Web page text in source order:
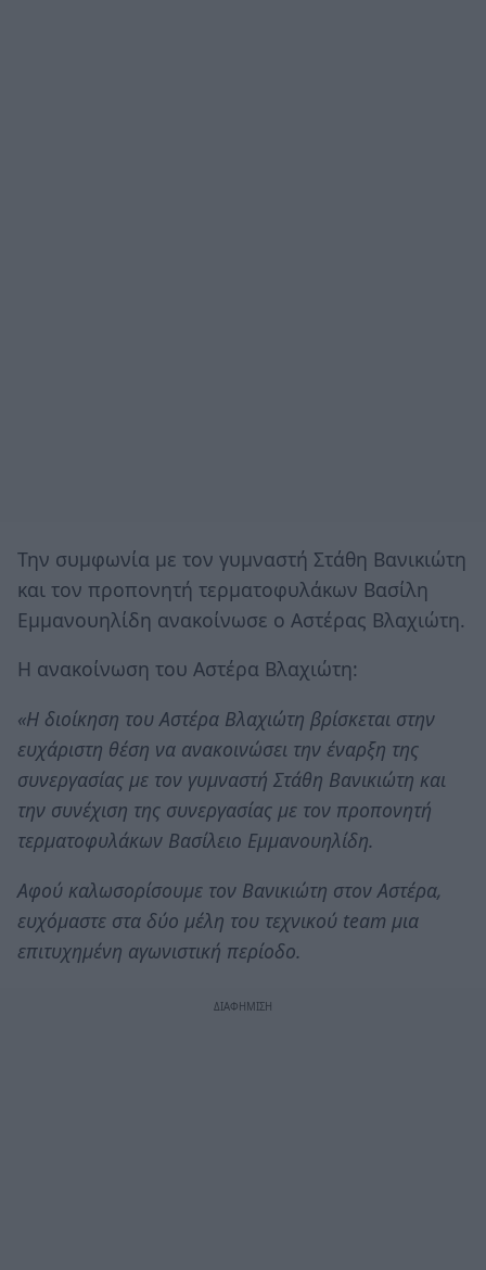
Την συμφωνία με τον γυμναστή Στάθη Βανικιώτη
και τον προπονητή τερματοφυλάκων Βασίλη
Εμμανουηλίδη ανακοίνωσε ο Αστέρας Βλαχιώτη.
Η ανακοίνωση του Αστέρα Βλαχιώτη:
«Η διοίκηση του Αστέρα Βλαχιώτη βρίσκεται στην
ευχάριστη θέση να ανακοινώσει την έναρξη της
συνεργασίας με τον γυμναστή Στάθη Βανικιώτη και
την συνέχιση της συνεργασίας με τον προπονητή
τερματοφυλάκων Βασίλειο Εμμανουηλίδη.
Αφού καλωσορίσουμε τον Βανικιώτη στον Αστέρα,
ευχόμαστε στα δύο μέλη του τεχνικού team μια
επιτυχημένη αγωνιστική περίοδο.